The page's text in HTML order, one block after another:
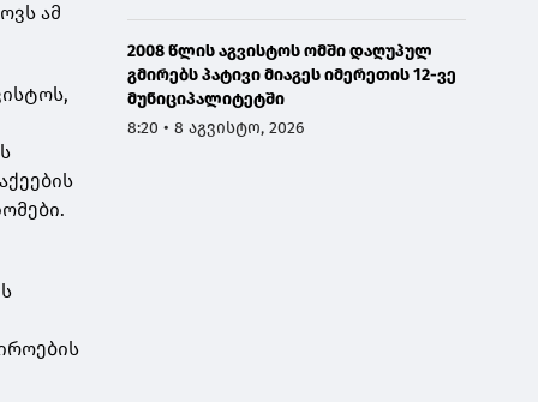
ამ
2008 წლის აგვისტოს ომში დაღუპულ
გმირებს პატივი მიაგეს იმერეთის 12-ვე
მუნიციპალიტეტში
8:20 • 8 აგვისტო, 2026